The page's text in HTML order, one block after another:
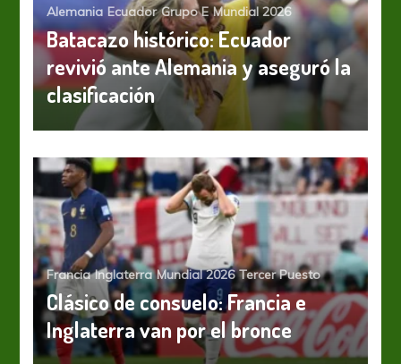
Alemania Ecuador Grupo E Mundial 2026
Batacazo histórico: Ecuador
revivió ante Alemania y aseguró la
clasificación
Francia Inglaterra Mundial 2026 Tercer Puesto
Clásico de consuelo: Francia e
Inglaterra van por el bronce